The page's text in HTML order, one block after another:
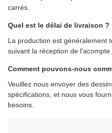
carrés.
Quel est le délai de livraison ?
La production est généralement
suivant la réception de l'acompte.
Comment pouvons-nous
Veuillez nous envoyer des
spécifications, et nous vous
besoins.